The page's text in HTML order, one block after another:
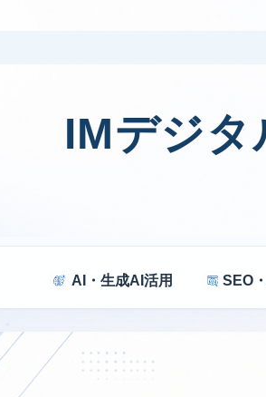
IMデジタ
AI・生成AI活用 SEO